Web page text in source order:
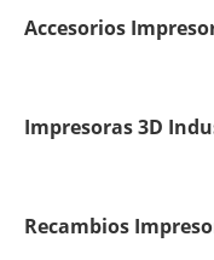
Accesorios
Impresoras 3D
Recambios